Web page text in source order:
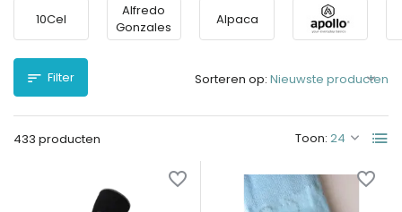
10Cel
Alfredo
Gonzales
Alpaca
Filter
433 producten Toon:
Sorteren op: